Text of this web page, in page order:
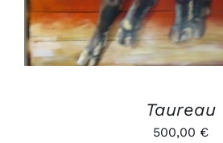
Taureau
500,00 €